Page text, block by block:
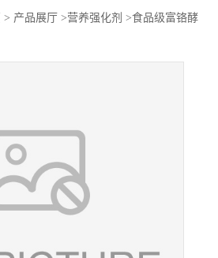
> 产品展厅 >营养强化剂 >食品级富铬酵